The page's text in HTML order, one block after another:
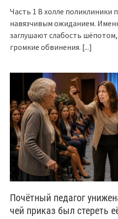
Часть 1 В холле поликлиники
навязчивым ожиданием.
заглушают слабость
громкие обвинения. [...]
Почётный педагог
чей приказ был стереть